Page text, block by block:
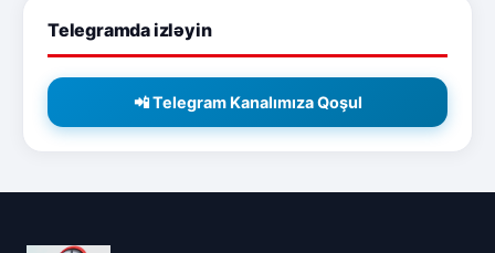
Telegramda izləyin
📲 Telegram Kanalımıza Qoşul